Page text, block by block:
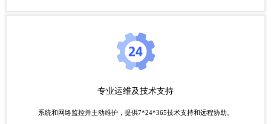
专业运维及技术支持
系统和网络监控并主动维护，提供7*24*365技术支持和远程协助。